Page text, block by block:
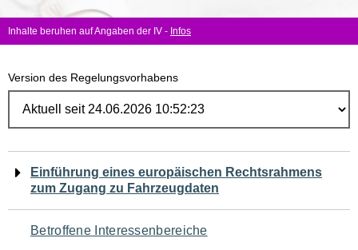
Inhalte beruhen auf Angaben der IV - Infos
Version des Regelungsvorhabens
Navigation
für
den
Einführung eines europäischen Rechtsrahmens
zum Zugang zu Fahrzeugdaten
Betroffene Interessenbereiche